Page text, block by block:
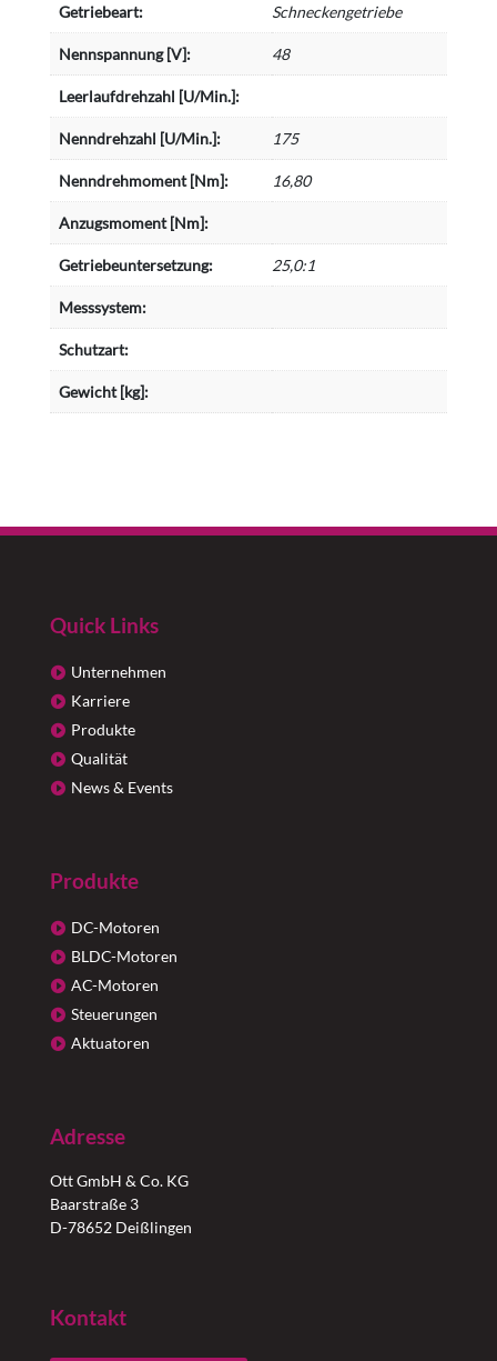
Getriebeart: Schneckengetriebe
Nennspannung [V]: 48
Leerlaufdrehzahl [U/Min.]:
Nenndrehzahl [U/Min.]: 175
Nenndrehmoment [Nm]: 16,80
Anzugsmoment [Nm]:
Getriebeuntersetzung: 25,0:1
Messsystem:
Schutzart:
Gewicht [kg]:
Quick Links
Unternehmen
Karriere
Produkte
Qualität
News & Events
Produkte
DC-Motoren
BLDC-Motoren
AC-Motoren
Steuerungen
Aktuatoren
Adresse
Ott GmbH & Co. KG
Baarstraße 3
D-78652 Deißlingen
Kontakt